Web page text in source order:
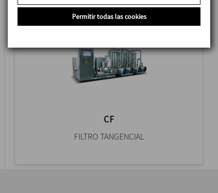
CF
FILTRO TANGENCIAL
Permitir todas las cookies